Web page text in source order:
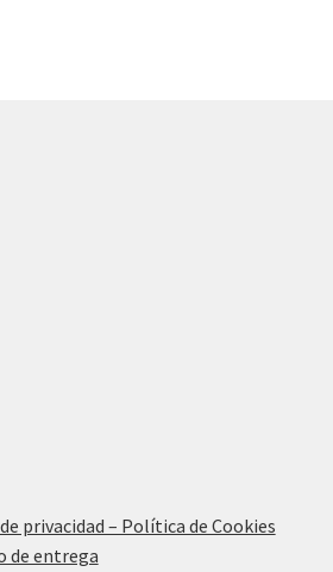
privacidad – Política de Cookies
de entrega